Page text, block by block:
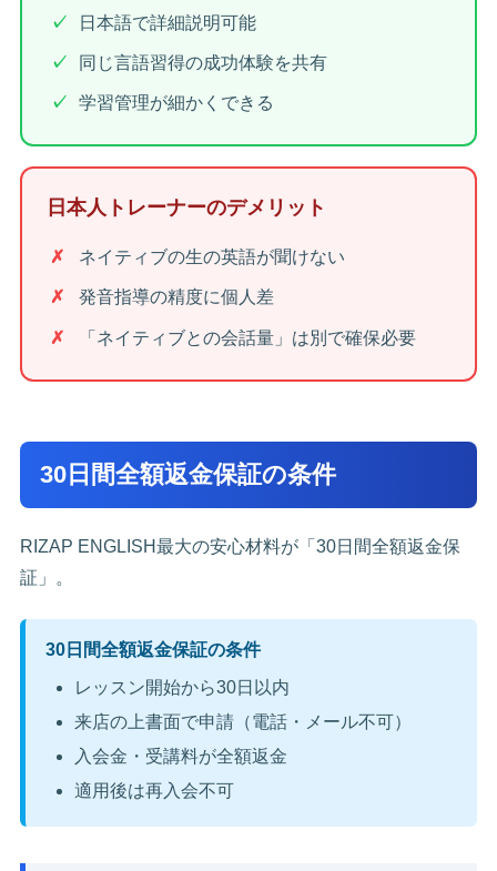
日本語で詳細説明可能
同じ言語習得の成功体験を共有
学習管理が細かくできる
日本人トレーナーのデメリット
ネイティブの生の英語が聞けない
発音指導の精度に個人差
「ネイティブとの会話量」は別で確保必要
30日間全額返金保証の条件
RIZAP ENGLISH最大の安心材料が「30日間全額返金保
証」。
30日間全額返金保証の条件
レッスン開始から30日以内
来店の上書面で申請（電話・メール不可）
入会金・受講料が全額返金
適用後は再入会不可